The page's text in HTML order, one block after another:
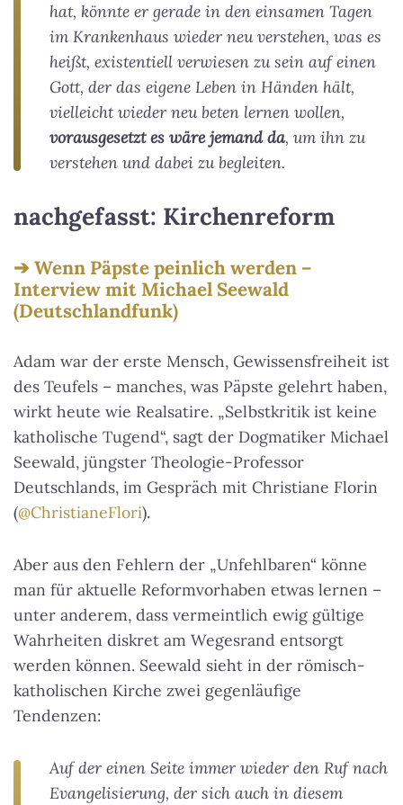
hat, könnte er gerade in den einsamen Tagen
im Krankenhaus wieder neu verstehen, was es
heißt, existentiell verwiesen zu sein auf einen
Gott, der das eigene Leben in Händen hält,
vielleicht wieder neu beten lernen wollen,
vorausgesetzt es wäre jemand da, um ihn zu
verstehen und dabei zu begleiten.
nachgefasst: Kirchenreform
Wenn Päpste peinlich werden –
Interview mit Michael Seewald
(Deutschlandfunk)
Adam war der erste Mensch, Gewissensfreiheit ist
des Teufels – manches, was Päpste gelehrt haben,
wirkt heute wie Realsatire. „Selbstkritik ist keine
katholische Tugend“, sagt der Dogmatiker Michael
Seewald, jüngster Theologie-Professor
Deutschlands, im Gespräch mit Christiane Florin
(@ChristianeFlori).
Aber aus den Fehlern der „Unfehlbaren“ könne
man für aktuelle Reformvorhaben etwas lernen –
unter anderem, dass vermeintlich ewig gültige
Wahrheiten diskret am Wegesrand entsorgt
werden können. Seewald sieht in der römisch-
katholischen Kirche zwei gegenläufige
Tendenzen:
Auf der einen Seite immer wieder den Ruf nach
Evangelisierung, der sich auch in diesem